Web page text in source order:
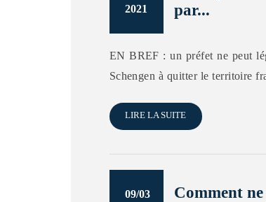
2021
par...
EN BREF : un préfet ne peut
Schengen à quitter le territoire
LIRE LA SUITE
09/03
Comment